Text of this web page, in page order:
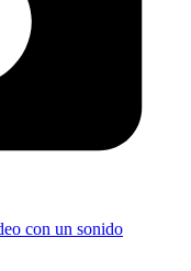
con un sonido